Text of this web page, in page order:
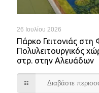
26 Ιουλίου 2026
Πάρκο Γειτονιάς στη
Πολυλειτουργικός
στρ. στην Αλευάδων
Διαβάστε